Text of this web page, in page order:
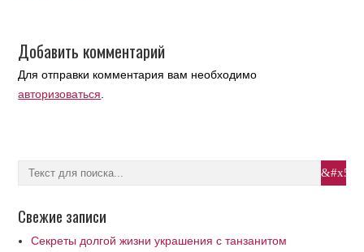
Добавить комментарий
Для отправки комментария вам необходимо
авторизоваться
Свежие записи
Секреты долгой жизни украшения с танзанитом